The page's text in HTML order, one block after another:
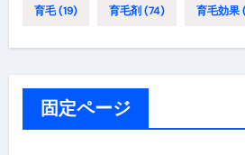
育毛(19) 育毛剤 (74) 育毛効果
固定ページ